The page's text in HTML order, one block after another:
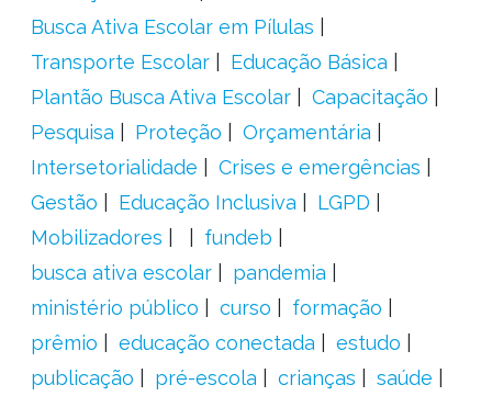
Busca Ativa Escolar em Pílulas
Transporte Escolar
Educação Básica
Plantão Busca Ativa Escolar
Capacitação
Pesquisa
Proteção
Orçamentária
Intersetorialidade
Crises e emergências
Gestão
Educação Inclusiva
LGPD
Mobilizadores
fundeb
busca ativa escolar
pandemia
ministério público
curso
formação
prêmio
educação conectada
estudo
publicação
pré-escola crianças
saúde